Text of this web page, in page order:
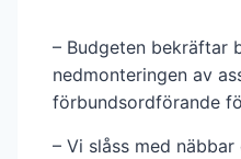
– Budgeten bekräftar
nedmonteringen av
förbundsordförande
– Vi slåss med